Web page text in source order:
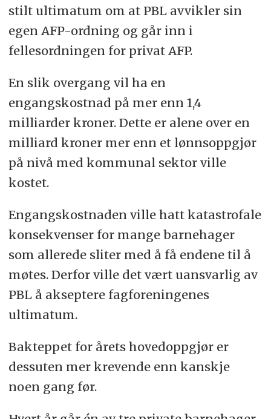
stilt ultimatum om at PBL avvikler sin
egen AFP-ordning og går inn i
fellesordningen for privat AFP.
En slik overgang vil ha en
engangskostnad på mer enn 1,4
milliarder kroner. Dette er alene over en
milliard kroner mer enn et lønnsoppgjør
på nivå med kommunal sektor ville
kostet.
Engangskostnaden ville hatt katastrofale
konsekvenser for mange barnehager
som allerede sliter med å få endene til å
møtes. Derfor ville det vært uansvarlig av
PBL å akseptere fagforeningenes
ultimatum.
Bakteppet for årets hovedoppgjør er
dessuten mer krevende enn kanskje
noen gang før.